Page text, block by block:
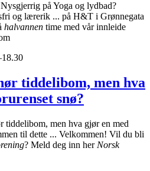
på Yoga og lydbad?
og lærerik ... på H&T i Grønnegata
halvannen time med vår innleide
tiddelibom, men hva
snø?
tiddelibom, men hva gjør en med
til dette ... Velkommen! Vil du bli
? Meld deg inn her Norsk